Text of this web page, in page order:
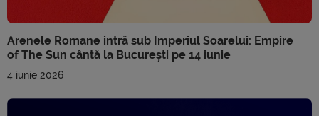
Arenele Romane intră sub Imperiul Soarelui: Empire
of The Sun cântă la București pe 14 iunie
4 iunie 2026